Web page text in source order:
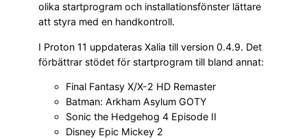
olika startprogram och installationsfönster lättare
att styra med en handkontroll.
I Proton 11 uppdateras Xalia till version 0.4.9. Det
förbättrar stödet för startprogram till bland annat:
Final Fantasy X/X-2 HD Remaster
Batman: Arkham Asylum GOTY
Sonic the Hedgehog 4 Episode II
Disney Epic Mickey 2